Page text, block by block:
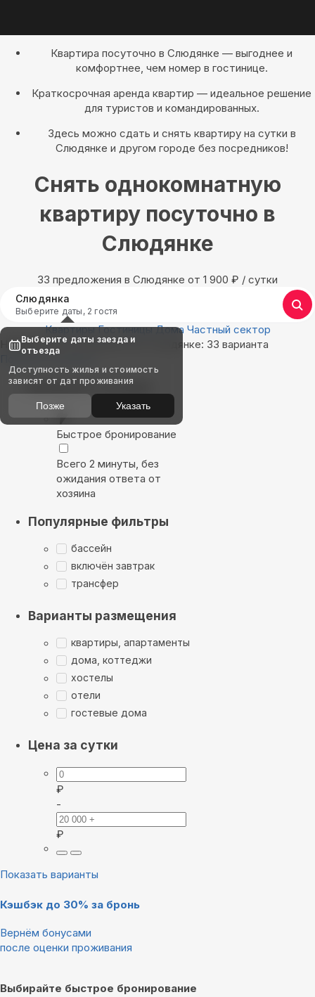
Квартира посуточно в Слюдянке — выгоднее и
комфортнее, чем номер в гостинице.
Краткосрочная аренда квартир — идеальное решение
для туристов и командированных.
Здесь можно сдать и снять квартиру на сутки в
Слюдянке и другом городе без посредников!
Снять однокомнатную
квартиру посуточно в
Слюдянке
33 предложения в Слюдянке oт 1 900 ₽ / сутки
Слюдянка
Выберите даты, 2 гостя
Квартиры Гостиницы Дома Частный сектор
Найдём, где остановиться в Слюдянке: 33 варианта
Показать на карте
Выбирайте лучшее
Быстрое бронирование
Всего 2 минуты, без
ожидания ответа от
хозяина
Популярные фильтры
бассейн
включён завтрак
трансфер
Варианты размещения
квартиры, апартаменты
дома, коттеджи
хостелы
отели
гостевые дома
Цена за сутки
₽
-
₽
Показать варианты
Кэшбэк до 30% за бронь
Вернём бонусами
после оценки проживания
Выбирайте быстрое бронирование
Выберите даты заезда и
отъезда
Доступность жилья и стоимость
зависят от дат проживания
Позже Указать